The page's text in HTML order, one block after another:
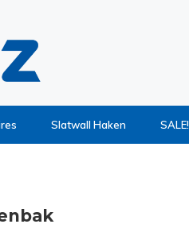
Slatwall Haken SALE!